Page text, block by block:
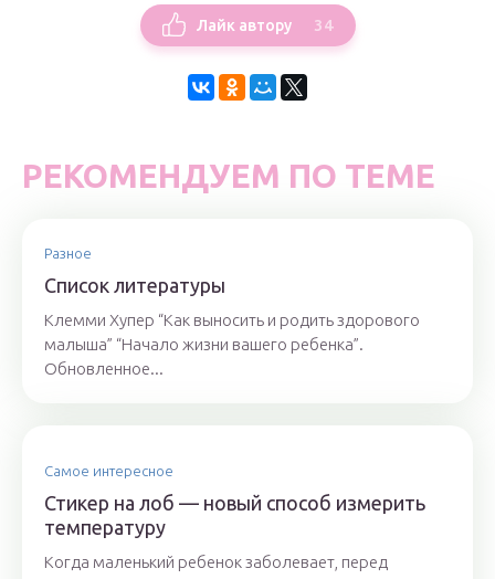
Лайк автору 34
РЕКОМЕНДУЕМ ПО ТЕМЕ
Разное
Список литературы
Клемми Хупер “Как выносить и родить здорового
малыша” “Начало жизни вашего ребенка”.
Обновленное...
Самое интересное
Стикер на лоб — новый способ измерить
температуру
Когда маленький ребенок заболевает, перед